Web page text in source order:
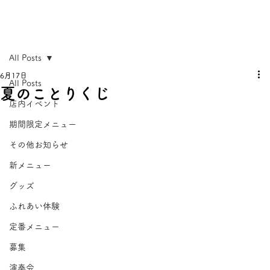
All Posts
店内イベント
期間限定メニュー
その他お知らせ
新メニュー
グッズ
ふれあい体験
定番メニュー
募集
演奏会
All Posts
夏のことりくじ
6月17日